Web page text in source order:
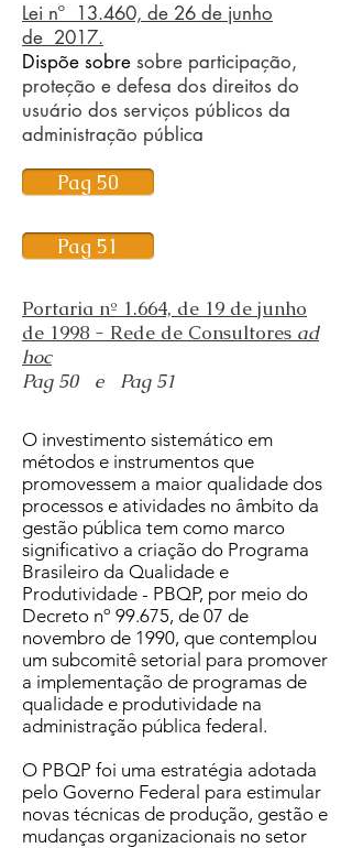
Lei nº 13.460, de 26 de junho
de 2017.
Dispõe sobre sobre participação,
proteção e defesa dos direitos do
usuário dos serviços públicos da
administração pública
Pag 50
Pag 51
Portaria nº 1.664, de 19 de junho
de 1998 - Rede de Consultores ad
hoc
Pag 50 e Pag 51
O investimento sistemático em
métodos e instrumentos que
promovessem a maior qualidade dos
processos e atividades no âmbito da
gestão pública tem como marco
significativo a criação do Programa
Brasileiro da Qualidade e
Produtividade - PBQP, por meio do
Decreto nº 99.675, de 07 de
novembro de 1990, que contemplou
um subcomitê setorial para promover
a implementação de programas de
qualidade e produtividade na
administração pública federal.
O PBQP foi uma estratégia adotada
pelo Governo Federal para estimular
novas técnicas de produção, gestão e
mudanças organizacionais no setor